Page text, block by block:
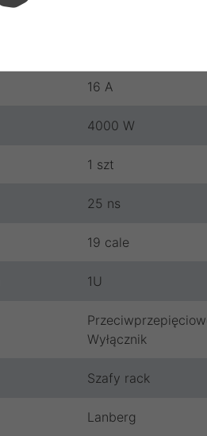
16 A
4000 W
1 szt
25 ns
19 cale
1U
Wyłącznik
Szafy rack
Lanberg